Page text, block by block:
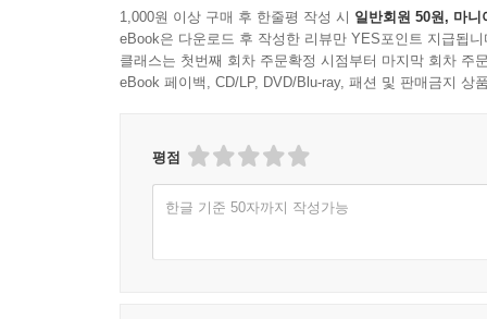
1,000원 이상 구매 후 한줄평 작성 시 일반회원 50원, 마니
eBook은 다운로드 후 작성한 리뷰만 YES포인트 지급됩니
클래스는 첫번째 회차 주문확정 시점부터 마지막 회차 주
eBook 페이백, CD/LP, DVD/Blu-ray, 패션 및 판매금지 상
평점
한글 기준 50자까지 작성가능